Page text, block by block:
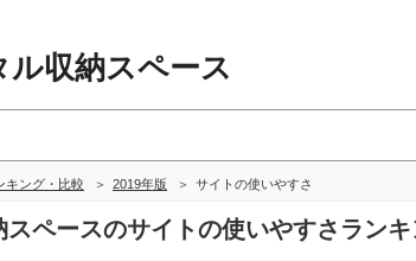
ル収納スペース
キング・比較 2019年版 サイトの使いやすさ
スペースのサイトの使いやすさラン